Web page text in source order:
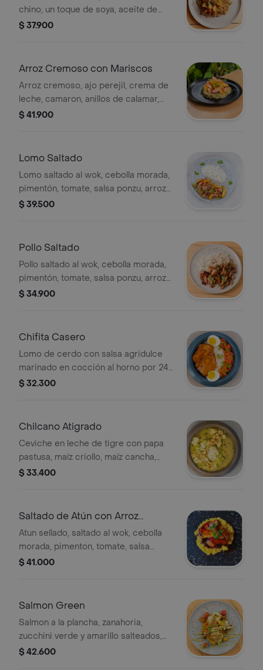
chino, un toque de soya, aceite de
ajonjolí, acompañado de ensalada
cherry, cilantro y salsa sweet chilli un
$ 37.900
Arroz Cremoso con Mariscos
Arroz cremoso, ajo perejil, crema de
leche, camaron, anillos de calamar,
palmito kanikama, cebolla morada,
$ 41.900
Lomo Saltado
Lomo saltado al wok, cebolla morada,
pimentón, tomate, salsa ponzu, arroz
blanco y papas fritas.
$ 39.500
Pollo Saltado
Pollo saltado al wok, cebolla morada,
pimentón, tomate, salsa ponzu, arroz
$ 34.900
Chifita Casero
Lomo de cerdo con salsa agridulce
marinado en cocción al horno por 24
hrs, base de arroz blanco, ensalada
$ 32.300
Chilcano Atigrado
Ceviche en leche de tigre con papa
pastusa, maíz criollo, maíz cancha,
cebollín, salsa de ají amarillo y
$ 33.400
Saltado de Atún con Arroz
Cremoso
Atun sellado, saltado al wok, cebolla
morada, pimenton, tomate, salsa
ponzu, acompañado con arroz
$ 41.000
Salmon Green
Salmon a la plancha, zanahoria,
zucchini verde y amarillo salteados,
papa criolla, tomate cherry,
$ 42.600